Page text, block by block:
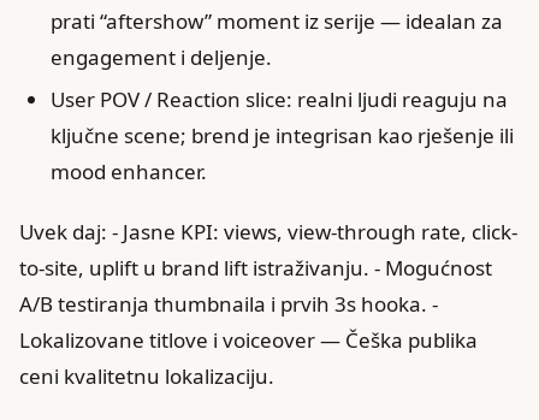
prati “aftershow” moment iz serije — idealan za
engagement i deljenje.
User POV / Reaction slice: realni ljudi reaguju na
ključne scene; brend je integrisan kao rješenje ili
mood enhancer.
Uvek daj: - Jasne KPI: views, view-through rate, click-
to-site, uplift u brand lift istraživanju. - Mogućnost
A/B testiranja thumbnaila i prvih 3s hooka. -
Lokalizovane titlove i voiceover — Češka publika
ceni kvalitetnu lokalizaciju.